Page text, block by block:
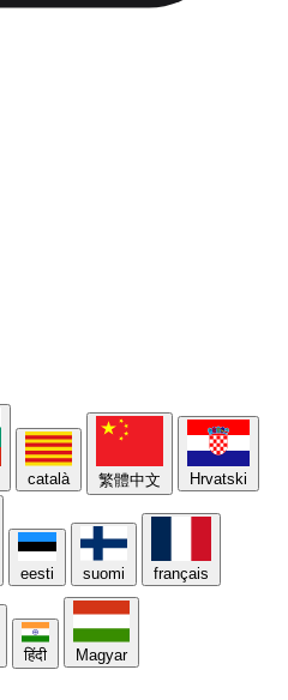
català 繁體中文 Hrvatski
eesti suomi français
हिंदी Magyar